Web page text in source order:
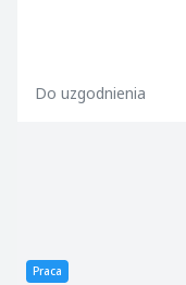
Do uzgodnienia
Praca